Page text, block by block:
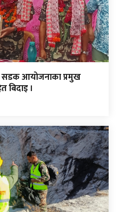
सडक आयोजनाका प्रमुख
बिदाइ ।